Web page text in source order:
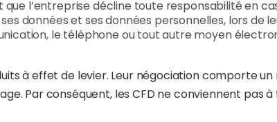
l’entreprise décline toute responsabilité en
données et ses données personnelles, lors de
le téléphone ou tout autre moyen
à effet de levier. Leur négociation comporte
Par conséquent, les CFD ne conviennent pas